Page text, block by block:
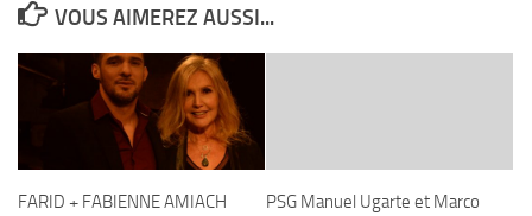
VOUS AIMEREZ AUSSI...
FARID + FABIENNE AMIACH
PSG Manuel Ugarte et Marco